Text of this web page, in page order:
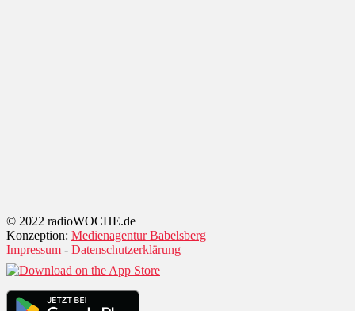
© 2022 radioWOCHE.de
Konzeption: Medienagentur Babelsberg
Impressum - Datenschutzerklärung